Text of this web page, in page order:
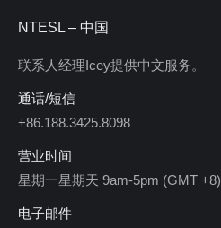
NTESL – 中国
联系人经理Icey提供中文服务。
通话/短信
+86.188.3425.8098
营业时间
星期一星期天 9am-5pm (GMT +8)
电子邮件